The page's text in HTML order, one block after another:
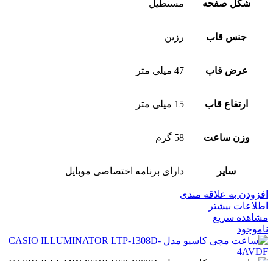
شکل صفحه مستطیل
جنس قاب رزین
عرض قاب 47 میلی متر
ارتفاع قاب 15 میلی متر
وزن ساعت 58 گرم
سایر دارای برنامه اختصاصی موبایل
افزودن به علاقه مندی
اطلاعات بیشتر
مشاهده سریع
ناموجود